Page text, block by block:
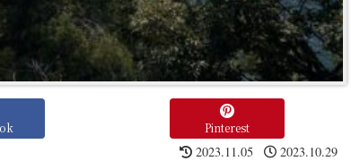
Pinterest
2023.11.05 2023.10.29